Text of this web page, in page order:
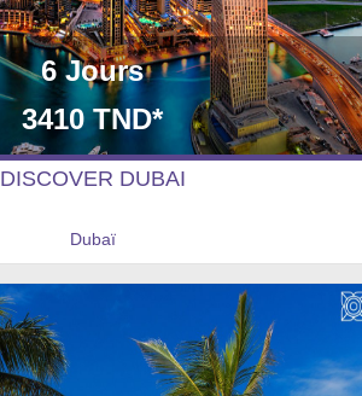
6 Jours
3410 TND*
DISCOVER DUBAI
Dubaï